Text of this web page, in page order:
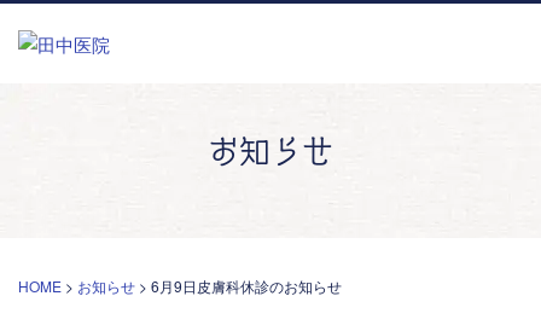
お知らせ
HOME > お知らせ > 6月9日皮膚科休診のお知らせ